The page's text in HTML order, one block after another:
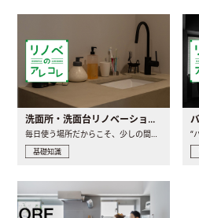
洗面所・洗面台リノベーションの事例と間取りアイデア
毎日使う場所だからこそ、少しの間取りの工夫や素材の選び方で..
基礎知識